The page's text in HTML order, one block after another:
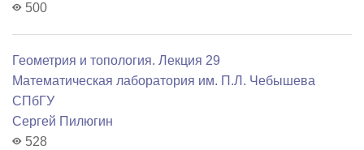
500
Геометрия и топология. Лекция 29
Математичеcкая лаборатория им. П.Л. Чебышева
СПбГУ
Сергей Пилюгин
528